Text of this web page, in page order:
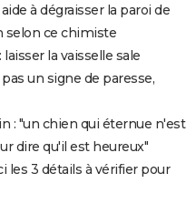
à dégraisser la paroi de
selon ce chimiste
la vaisselle sale
un signe de paresse,
: "un chien qui éternue n'est
dire qu'il est heureux"
les 3 détails à vérifier pour